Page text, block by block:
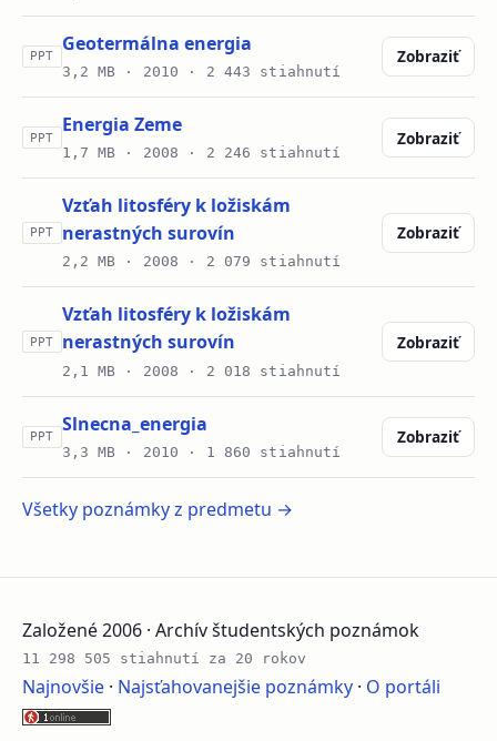
PPT
Geotermálna energia
3,2 MB · 2010 · 2 443 stiahnutí
Zobraziť
PPT
Energia Zeme
1,7 MB · 2008 · 2 246 stiahnutí
Zobraziť
PPT
Vzťah litosféry k ložiskám
nerastných surovín
2,2 MB · 2008 · 2 079 stiahnutí
Zobraziť
PPT
Vzťah litosféry k ložiskám
nerastných surovín
2,1 MB · 2008 · 2 018 stiahnutí
Zobraziť
PPT
Slnecna_energia
3,3 MB · 2010 · 1 860 stiahnutí
Zobraziť
Všetky poznámky z predmetu →
Založené 2006 · Archív študentských poznámok
11 298 505 stiahnutí za 20 rokov
Najnovšie · Najsťahovanejšie poznámky · O portáli